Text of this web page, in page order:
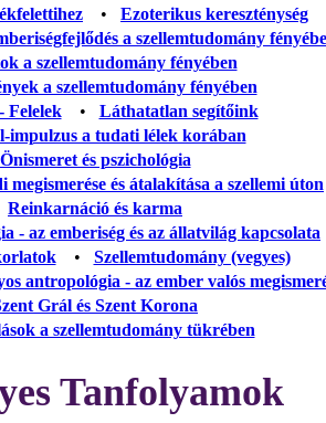
• Ezoterikus kereszténység
a szellemtudomány
a szellemtudomány fényében
a szellemtudomány fényében
Felelek• Láthatatlan segítőink
impulzus a tudati lélek korában
Önismeret és pszichológia
és átalakítása a szellemi úton
Reinkarnáció és karma
- az emberiség és az állatvilág kapcsolata
• Szellemtudomány (vegyes)
antropológia - az ember valós
Grál és Szent Korona
a szellemtudomány tükrében
Tanfolyamok